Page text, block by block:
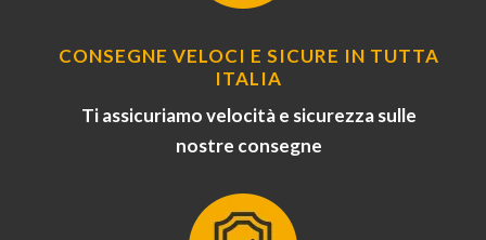
CONSEGNE VELOCI E SICURE IN TUTTA
ITALIA
Ti assicuriamo velocità e sicurezza sulle
nostre consegne